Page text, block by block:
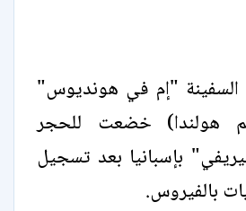
"إم في هونديوس"
هولندا) خضعت للحجر
بإسبانيا بعد تسجيل